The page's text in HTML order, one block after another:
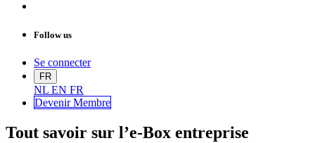
Follow us
Se connecter
FR
NL EN FR
Devenir Membre
Tout savoir sur l’e-Box entreprise